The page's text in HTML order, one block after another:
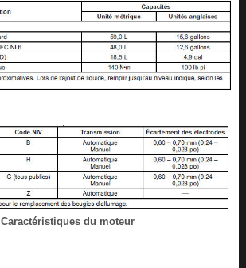
Caractéristiques du moteur